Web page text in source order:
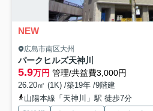
NEW
広島市南区大州
パークヒルズ天神川
5.9万円 管理/共益費3,000円
26.20㎡ (1K) /築19年 /9階建
山陽本線「天神川」駅 徒歩7分